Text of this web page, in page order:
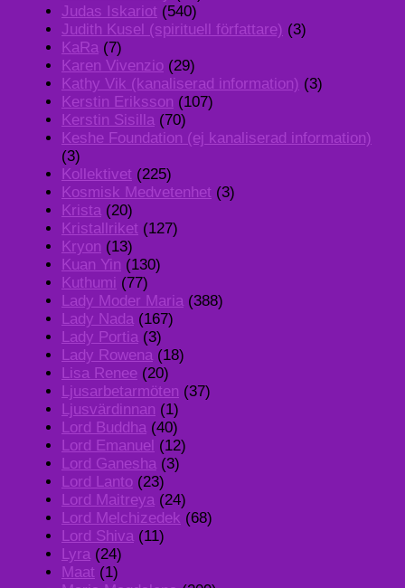
Judas Iskariot (540)
Judith Kusel (spirituell författare) (3)
KaRa (7)
Karen Vivenzio (29)
Kathy Vik (kanaliserad information) (3)
Kerstin Eriksson (107)
Kerstin Sisilla (70)
Keshe Foundation (ej kanaliserad information)
(3)
Kollektivet (225)
Kosmisk Medvetenhet (3)
Krista (20)
Kristallriket (127)
Kryon (13)
Kuan Yin (130)
Kuthumi (77)
Lady Moder Maria (388)
Lady Nada (167)
Lady Portia (3)
Lady Rowena (18)
Lisa Renee (20)
Ljusarbetarmöten (37)
Ljusvärdinnan (1)
Lord Buddha (40)
Lord Emanuel (12)
Lord Ganesha (3)
Lord Lanto (23)
Lord Maitreya (24)
Lord Melchizedek (68)
Lord Shiva (11)
Lyra (24)
Maat (1)